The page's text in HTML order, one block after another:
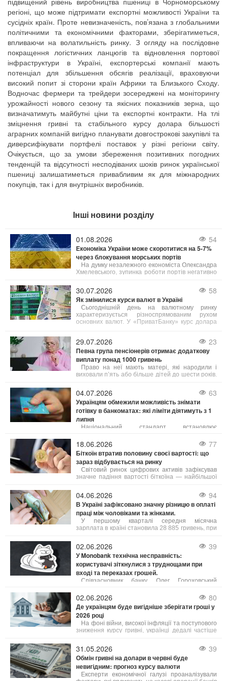
регіоні, що може підтримати експортні можливості України та
сусідніх країн. Проте невизначеність, пов’язана з глобальними
політичними та економічними факторами, зберігатиметься,
впливаючи на волатильність ринку. З огляду на послідовне
покращення логістичних ланцюгів та відновлення портової
інфраструктури в Україні, експортерські компанії мають
потенціал для збільшення обсягів реалізації, враховуючи
високий попит зі сторони країн Африки та Близького Сходу.
Водночас фермери та трейдери зосереджені на моніторингу
урожайності нового сезону та якісних показників зерна, що
визначатимуть майбутні ціни та експортні контракти. На тлі
зміцнення гривні та стабільного курсу долара більшості
аграрних компаній вигідно планувати довгострокові закупівлі та
диверсифікувати портфелі поставок у різні регіони світу.
Очікується, що за умови збереження позитивних погодних
тенденцій та відсутності несподіваних шоків ринок української
пшениці залишатиметься привабливим як для міжнародних
покупців, так і для внутрішніх виробників.
Інші новини розділу
01.08.2026 54
Економіка України може скоротитися на 5-7%
через блокування морських портів
На думку незалежного економіста Олександра
Хмелевського, зупинка роботи портів негативно
країни, що призведе до зменшення бюджетних
надходжень та зниження добробуту населення.
30.07.2026 58
Як змінилися курси валют в Україні
Сьогоднішній день на валютному ринку
характеризується різноспрямованим рухом
основних валют. У «ПриватБанку» курс долара
зафіксувавшись на позначці 45,05 грн.
29.07.2026 23
Певна група пенсіонерів отримає додаткову
виплату понад 1000 гривень
Право на неї мають матері, які народили і
виховали п’ять або більше дітей до шести років.
Каналі, під вихованням розуміють як рідних, так і
усиновлених дітей.
04.07.2026 63
Українцям обмежили можливість знімати
готівку в банкоматах: які ліміти діятимуть з 1
липня
Національний стандарт встановлює
тисяч гривень з одного банківського рахунку. Це
обмеження стосується як операцій через
банкомати, так і отримання грошей у касах
банків.
18.06.2026 77
Біткоїн втратив половину своєї вартості: що
зараз відбувається на ринку
Світовий ринок цифрових активів зафіксував
значне падіння вартості біткоїна — найбільшої
своїм абсолютним рекордом, встановленим 5
жовтня 2025 року на рівні 125 245,57 доларів,
ціна біткоїна знизилася вдвічі і наблизилася до
важливої психологічної межі.
04.06.2026 94
В Україні зафіксовано значну різницю в оплаті
праці між чоловіками та жінками.
У першому кварталі середня місячна
зарплата в країні становила 28 885 гривень, при
007 гривень більше за жінок. Зокрема, середня
зарплата чоловіків складала 33 798 грн, а жінок
– 24 791 грн.
02.06.2026 39
У Monobank технічна несправність:
користувачі зіткнулися з труднощами при
вході та переказах грошей.
Співзасновник банку Олег Гороховський
спеціалісти вже працюють над її усуненням. "У
нас технічний збій,
02.06.2026 80
Де українцям буде вигідніше зберігати гроші у
2026 році
На фоні війни, високої інфляції та поступового
зниження курсу гривні, українці дедалі частіше
коштів, а й можливості захистити їх від
знецінення.
31.05.2026 39
Обмін гривні на долари в червні буде
невигідним: прогноз курсу валюти
Експерти економічної галузі проаналізували